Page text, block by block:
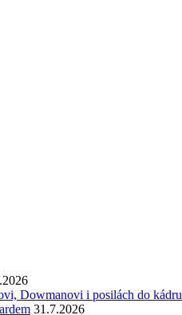
Dowmanovi i posilách do kádru
31.7.2026